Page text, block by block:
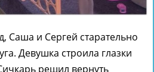
Саша и Сергей старательно
Девушка строила глазки
решил вернуть